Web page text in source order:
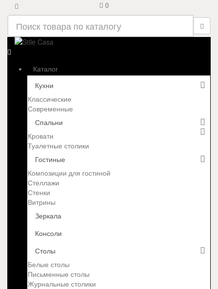
0
Каталог
Кухни
Классические
Современные
Спальни
Кровати
Туалетные столики
Гостиные
Композиции для гостиной
Стеллажи
Стенки
Витрины
Зеркала
Консоли
Столы
Белые столы
Письменные столы
Журнальные столики